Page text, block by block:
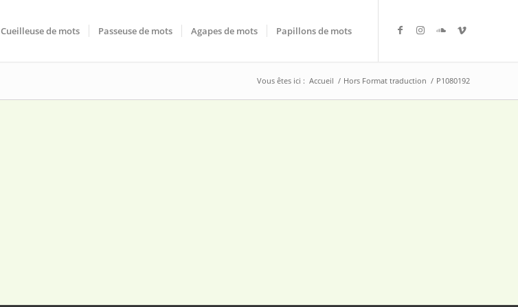
Cueilleuse de mots Passeuse de mots Agapes de mots Papillons de mots
Vous êtes ici : Accueil / Hors Format traduction / P1080192